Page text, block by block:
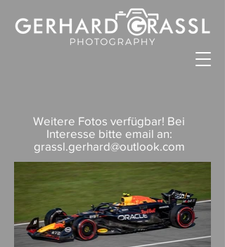
Weitere Fotos verfügbar! Bei
Interesse bitte email an:
grassl.gerhard@outlook.com